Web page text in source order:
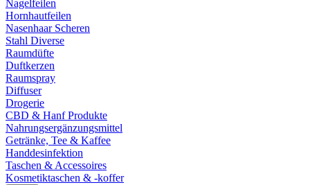
Nagelfeilen
Hornhautfeilen
Nasenhaar Scheren
Stahl Diverse
Raumdüfte
Duftkerzen
Raumspray
Diffuser
Drogerie
CBD & Hanf Produkte
Nahrungsergänzungsmittel
Getränke, Tee & Kaffee
Handdesinfektion
Taschen & Accessoires
Kosmetiktaschen & -koffer